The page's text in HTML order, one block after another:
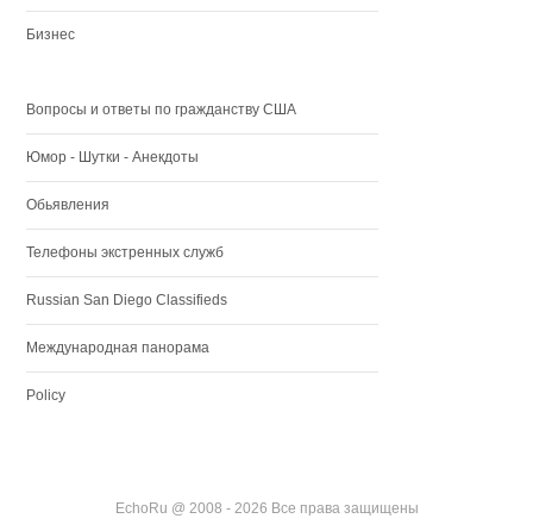
Бизнес
Вопросы и ответы по гражданству США
Юмор - Шутки - Анекдоты
Обьявления
Телефоны экстренных служб
Russian San Diego Classifieds
Международная панорама
Policy
EchoRu @ 2008 - 2026 Все права защищены